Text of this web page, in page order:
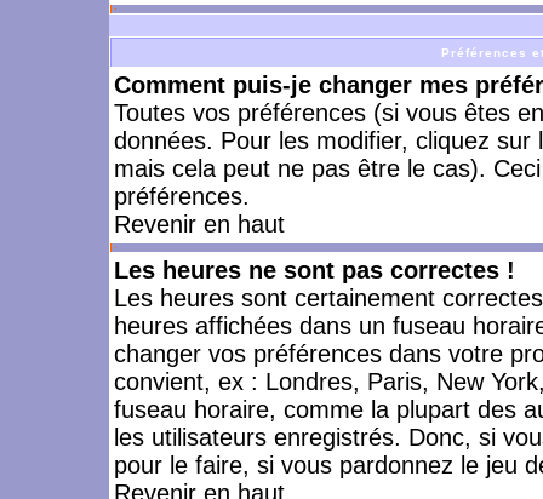
Préférences
Comment puis-je changer mes
Toutes vos préférences (si vous êtes
données. Pour les modifier, cliquez sur
mais cela peut ne pas être le cas).
préférences.
Revenir en haut
Les heures ne sont pas correctes !
Les heures sont certainement
heures affichées dans un fuseau
changer vos préférences dans votre
convient, ex : Londres, Paris, New
fuseau horaire, comme la plupart des
les utilisateurs enregistrés. Donc, si
pour le faire, si vous pardonnez le jeu
Revenir en haut